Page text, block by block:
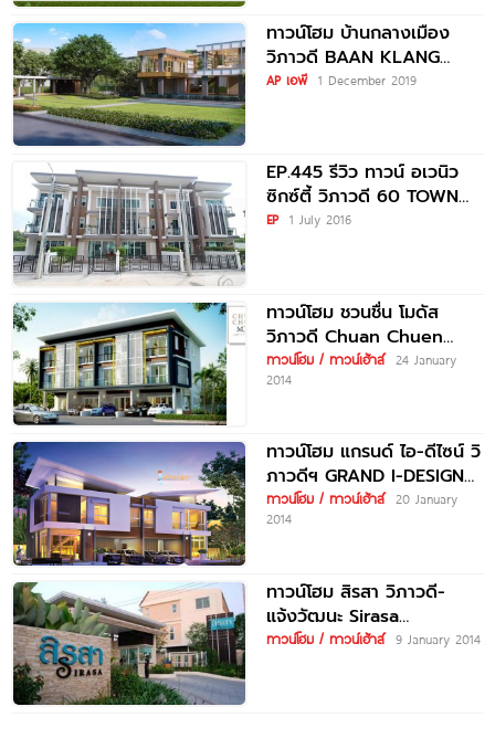
ทาวน์โฮม บ้านกลางเมือง
วิภาวดี BAAN KLANG
MUANG VIBHAVADI
AP เอพี 1 December 2019
EP.445 รีวิว ทาวน์ อเวนิว
ซิกซ์ตี้ วิภาวดี 60 TOWN
AVENUE VIBHAVADI
EP 1 July 2016
ทาวน์โฮม ชวนชื่น โมดัส
วิภาวดี Chuan Chuen
Modus Viphavadi
ทาวน์โฮม / ทาวน์เฮ้าส์ 24 January
2014
ทาวน์โฮม แกรนด์ ไอ-ดีไซน์ วิ
ภาวดีฯ GRAND I-DESIGN
VIBHAVADI
ทาวน์โฮม / ทาวน์เฮ้าส์ 20 January
2014
ทาวน์โฮม สิรสา วิภาวดี-
แจ้งวัฒนะ Sirasa
Viphavadi-Changwattana‎
ทาวน์โฮม / ทาวน์เฮ้าส์ 9 January 2014